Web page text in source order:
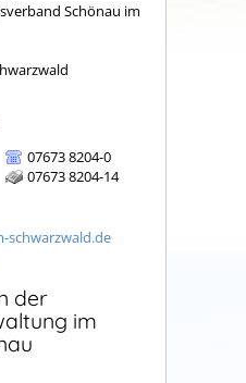
Schönau im
07673 8204-0
07673 8204-14
schwarzwald.de
der
im